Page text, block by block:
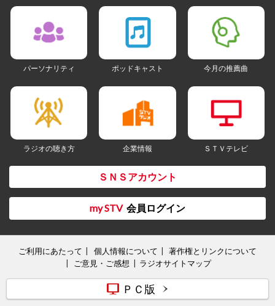
パーソナリティ ポッドキャスト 今月の推薦曲
ラジオの聴き方 企業情報 ＳＴＶテレビ
ＳＮＳアカウント
my STV 会員ログイン
ご利用にあたって 個人情報について
著作権とリンクについて
ご意見・ご感想
ラジオサイトマップ
ＰＣ版